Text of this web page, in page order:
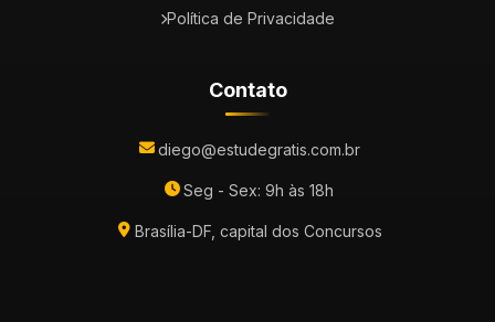
Política de Privacidade
Contato
diego@estudegratis.com.br
Seg - Sex: 9h às 18h
Brasília-DF, capital dos Concursos